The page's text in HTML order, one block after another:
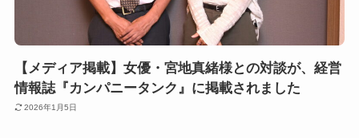
【メディア掲載】女優・宮地真緒様との対談が、経営
情報誌『カンパニータンク』に掲載されました
2026年1月5日